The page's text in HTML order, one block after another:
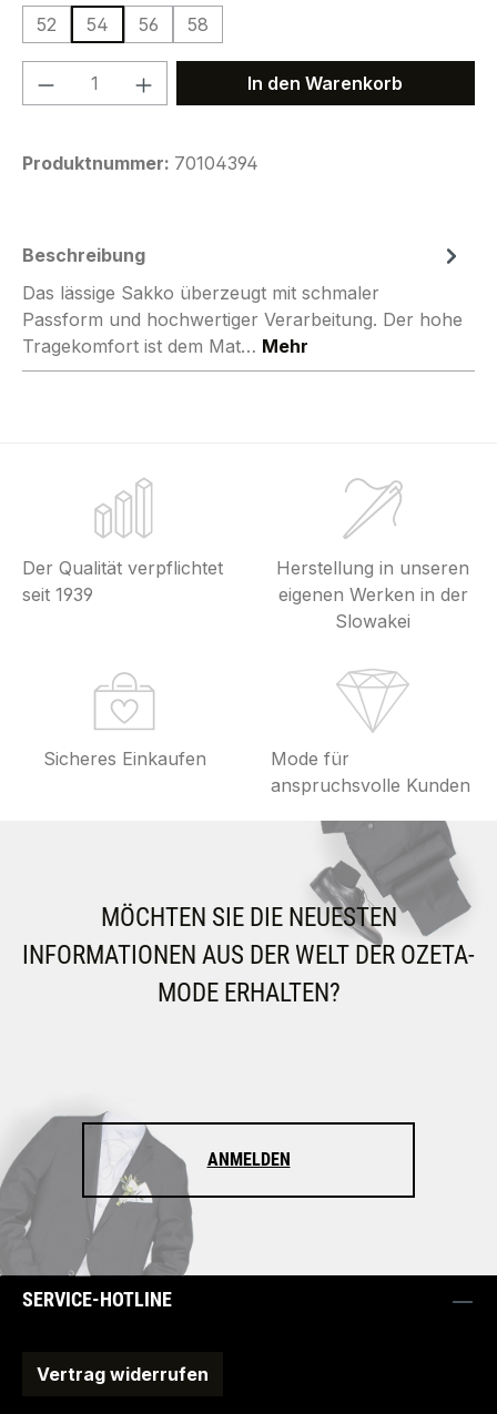
52
54 56 58
Produkt Anzahl: Gib denIn den Warenkorb
Produktnummer: 70104394
Beschreibung
Das lässige Sakko überzeugt mit schmaler
Passform und hochwertiger Verarbeitung. Der hohe
Tragekomfort ist dem Mat… Mehr
Der Qualität verpflichtet
seit 1939
Herstellung in unseren
eigenen Werken in der
Slowakei
Sicheres Einkaufen
Mode für
anspruchsvolle Kunden
MÖCHTEN SIE DIE NEUESTEN
INFORMATIONEN AUS DER WELT DER OZETA-
MODE ERHALTEN?
ANMELDEN
SERVICE-HOTLINE
Vertrag widerrufen